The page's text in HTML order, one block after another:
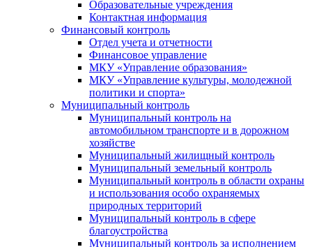
Образовательные учреждения
Контактная информация
Финансовый контроль
Отдел учета и отчетности
Финансовое управление
МКУ «Управление образования»
МКУ «Управление культуры, молодежной
политики и спорта»
Муниципальный контроль
Муниципальный контроль на
автомобильном транспорте и в дорожном
хозяйстве
Муниципальный жилищный контроль
Муниципальный земельный контроль
Муниципальный контроль в области охраны
и использования особо охраняемых
природных территорий
Муниципальный контроль в сфере
благоустройства
Муниципальный контроль за исполнением